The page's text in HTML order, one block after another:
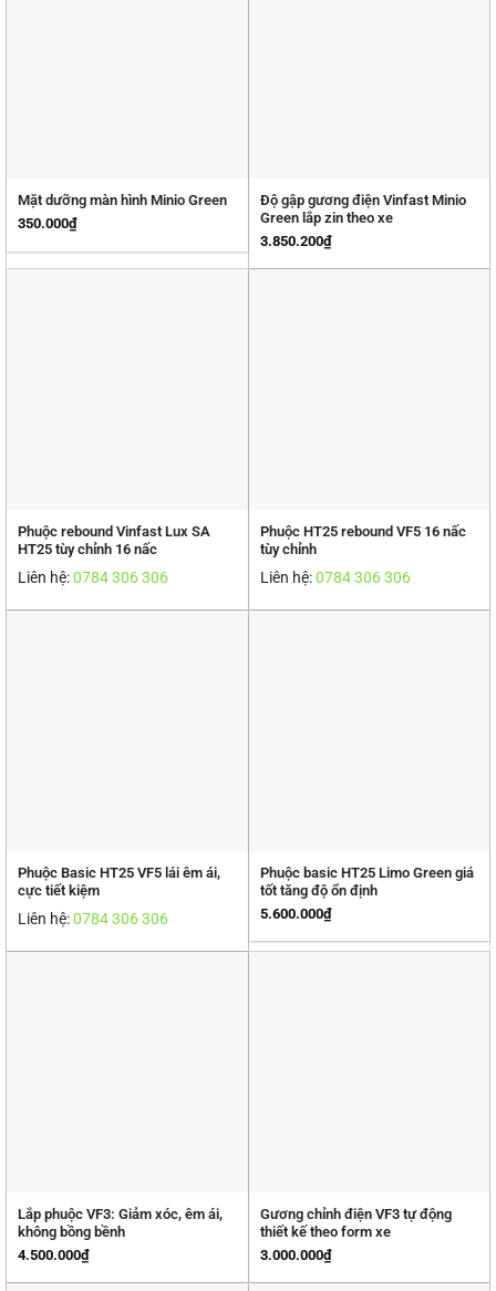
Mặt dưỡng màn hình Minio Green
350.000₫
Độ gập gương điện Vinfast Minio
Green lắp zin theo xe
3.850.200₫
Phuộc rebound Vinfast Lux SA
HT25 tùy chỉnh 16 nấc
Liên hệ:0784 306 306
Phuộc HT25 rebound VF5 16 nấc
tùy chỉnh
Liên hệ:0784 306 306
Phuộc Basic HT25 VF5 lái êm ái,
cực tiết kiệm
Liên hệ:0784 306 306
Phuộc basic HT25 Limo Green giá
tốt tăng độ ổn định
5.600.000₫
Lắp phuộc VF3: Giảm xóc, êm ái,
không bồng bềnh
4.500.000₫
Gương chỉnh điện VF3 tự động
thiết kế theo form xe
3.000.000₫